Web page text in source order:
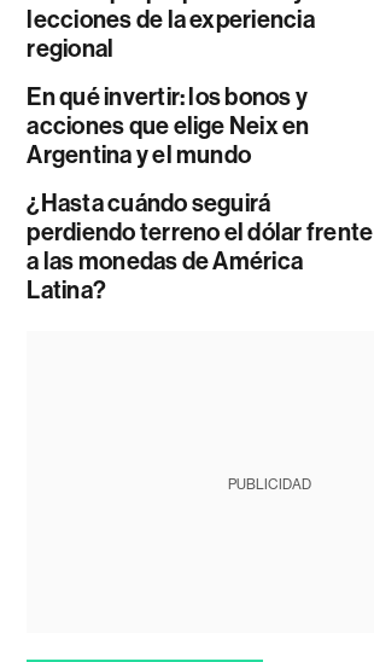
lecciones de la experiencia
regional
En qué invertir: los bonos y
acciones que elige Neix en
Argentina y el mundo
¿Hasta cuándo seguirá
perdiendo terreno el dólar frente
a las monedas de América
Latina?
PUBLICIDAD